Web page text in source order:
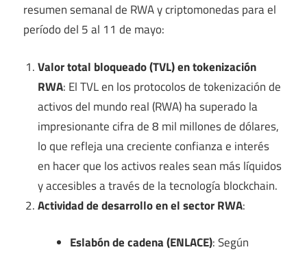
resumen semanal de RWA y criptomonedas para el
período del 5 al 11 de mayo:
Valor total bloqueado (TVL) en tokenización
RWA: El TVL en los protocolos de tokenización de
activos del mundo real (RWA) ha superado la
impresionante cifra de 8 mil millones de dólares,
lo que refleja una creciente confianza e interés
en hacer que los activos reales sean más líquidos
y accesibles a través de la tecnología blockchain.
Actividad de desarrollo en el sector RWA:
Eslabón de cadena (ENLACE): Según